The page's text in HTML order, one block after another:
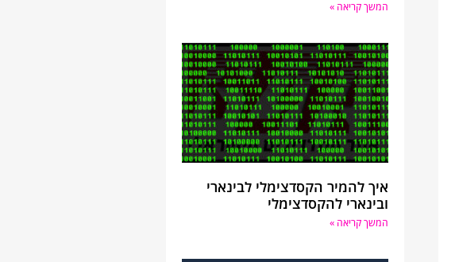
המשך קריאה »
איך להמיר הקסדצימלי לבינארי
ובינארי להקסדצימלי
המשך קריאה »